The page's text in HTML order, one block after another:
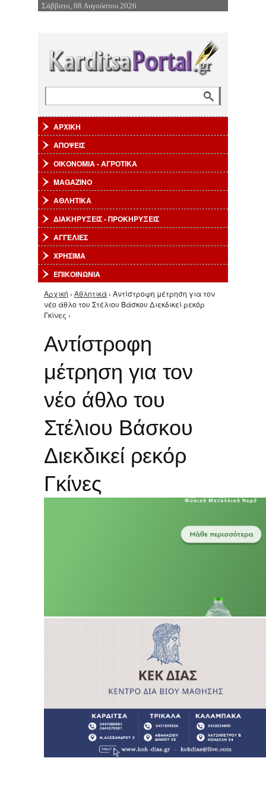
Επιστροφή στην Πλοήγηση
Σάββατο, 08 Αυγούστου 2026
ΑΡΧΙΚΗ
ΑΠΟΨΕΙΣ
ΟΙΚΟΝΟΜΙΑ - ΑΓΡΟΤΙΚΑ
MAGAZINO
ΑΘΛΗΤΙΚΑ
ΔΙΑΚΗΡΥΞΕΙΣ - ΠΡΟΚΗΡΥΞΕΙΣ
ΑΓΓΕΛΙΕΣ
ΧΡΗΣΙΜΑ
ΕΠΙΚΟΙΝΩΝΙΑ
Είστε εδώ
Αρχική › Αθλητικά › Αντίστροφη μέτρηση για τον
νέο άθλο του Στέλιου Βάσκου Διεκδικεί ρεκόρ
Γκίνες ›
Αντίστροφη
μέτρηση για τον
νέο άθλο του
Στέλιου Βάσκου
Διεκδικεί ρεκόρ
Γκίνες